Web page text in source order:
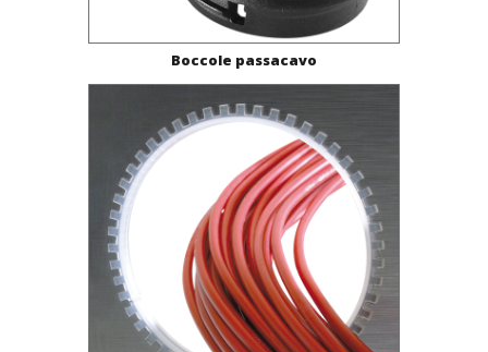
Boccole passacavo